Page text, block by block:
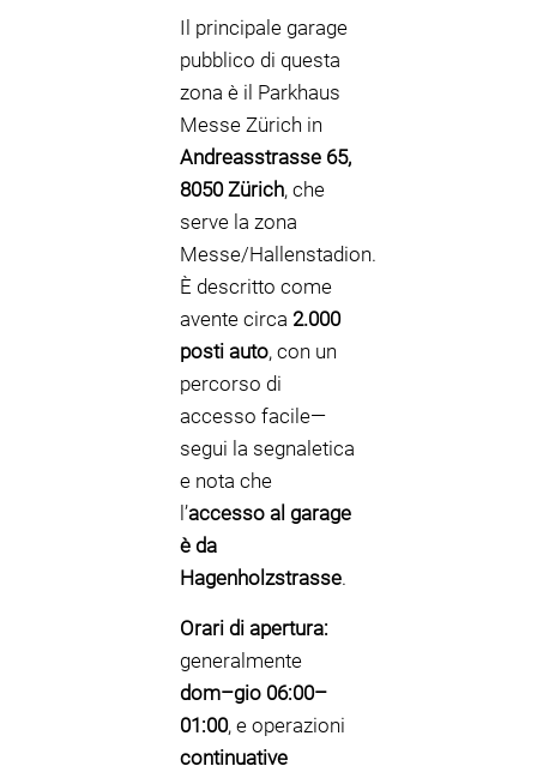
Il principale garage
pubblico di questa
zona è il Parkhaus
Messe Zürich in
Andreasstrasse 65,
8050 Zürich, che
serve la zona
Messe/Hallenstadion.
È descritto come
avente circa 2.000
posti auto, con un
percorso di
accesso facile—
segui la segnaletica
e nota che
l’accesso al garage
è da
Hagenholzstrasse.
Orari di apertura:
generalmente
dom–gio 06:00–
01:00, e operazioni
continuative